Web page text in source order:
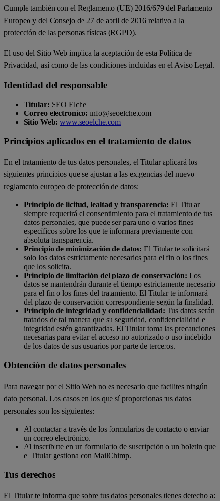
Cumple también con el Reglamento (UE) 2016/679 del Parlamento
Europeo y del Consejo de 27 de abril de 2016 relativo a la
protección de las personas físicas (RGPD).
El uso del Sitio Web implica la aceptación de esta Política de
Privacidad, así como de las condiciones incluidas en el Aviso Legal.
Identidad del responsable
Titular: SEO Elche
Correo electrónico: info@seoelche.com
Sitio Web: www.seoelche.com
Principios aplicados en el tratamiento de datos
En el tratamiento de tus datos personales, el Titular aplicará los
siguientes principios que se ajustan a las exigencias del nuevo
reglamento europeo de protección de datos:
Principio de licitud, lealtad y transparencia: El Titular
siempre requerirá el consentimiento para el tratamiento de tus
datos personales, que puede ser para uno o varios fines
específicos sobre los que te informará previamente con
absoluta transparencia.
Principio de minimización de datos: El Titular te solicitará
solo los datos estrictamente necesarios para el fin o los fines
que los solicita.
Principio de limitación del plazo de conservación: Los
datos se mantendrán durante el tiempo estrictamente necesario
para el fin o los fines del tratamiento. El Titular te informará
del plazo de conservación correspondiente según la finalidad.
Principio de integridad y confidencialidad: Tus datos serán
tratados de tal manera que su seguridad, confidencialidad e
integridad estén garantizadas. El Titular toma las precauciones
necesarias para evitar el acceso no autorizado o uso indebido
de los datos de sus usuarios por parte de terceros.
Obtención de datos personales
Para navegar por el Sitio Web no es necesario que facilites ningún
dato personal. Los casos en los que sí proporcionas tus datos
personales son los siguientes:
Al contactar a través de los formularios de contacto o enviar
un correo electrónico.
Al inscribirte en un formulario de suscripción o un boletín que
el Titular gestiona con MailChimp.
Tus derechos
El Titular te informa que sobre tus datos personales tienes derecho a: